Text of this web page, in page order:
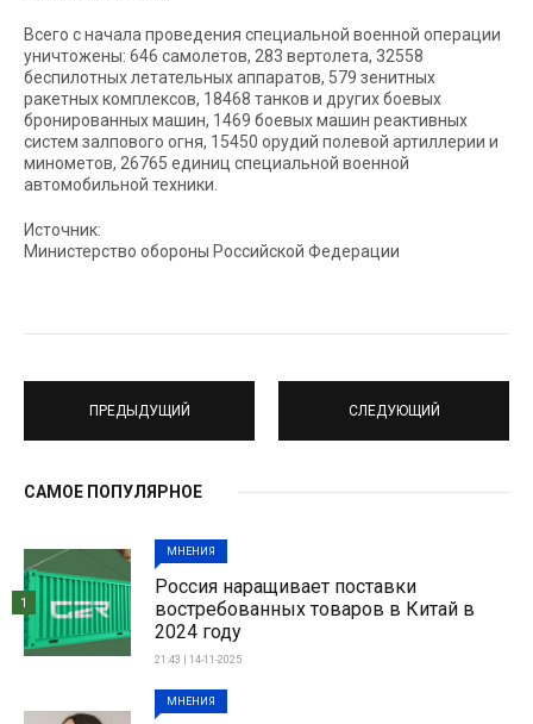
Всего с начала проведения специальной военной операции
уничтожены: 646 самолетов, 283 вертолета, 32558
беспилотных летательных аппаратов, 579 зенитных
ракетных комплексов, 18468 танков и других боевых
бронированных машин, 1469 боевых машин реактивных
систем залпового огня, 15450 орудий полевой артиллерии и
минометов, 26765 единиц специальной военной
автомобильной техники.
Источник:
Министерство обороны Российской Федерации
ПРЕДЫДУЩИЙ СЛЕДУЮЩИЙ
САМОЕ ПОПУЛЯРНОЕ
МНЕНИЯ
Россия наращивает поставки
востребованных товаров в Китай в
2024 году
21:43 | 14-11-2025
1
МНЕНИЯ